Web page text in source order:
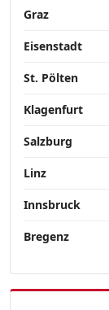
Graz
Eisenstadt
St. Pölten
Klagenfurt
Salzburg
Linz
Innsbruck
Bregenz